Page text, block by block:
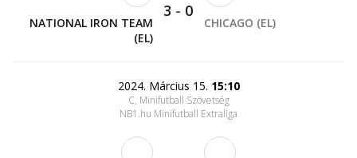
NATIONAL IRON TEAM
(EL)
3 - 0
CHICAGO (EL)
2024. Március 15. 15:10
C, Minifutball Szövetség
NB1.hu Minifutball Extraliga